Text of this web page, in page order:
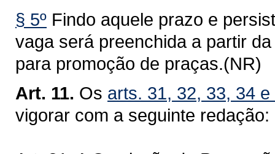
§ 5º Findo aquele prazo e
vaga será preenchida a partir
para promoção de praças.(NR)
Art. 11. Os arts. 31, 32, 33, 34
vigorar com a seguinte redação: